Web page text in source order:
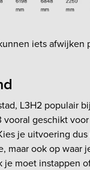
iets afwijken
L3H2 populair
vooral geschikt
je uitvoering
maar ook op waar
je moet instappen